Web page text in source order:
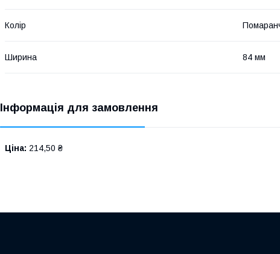
Колір
Ширина 84 мм
Інформація для замовлення
Ціна: 214,50 ₴